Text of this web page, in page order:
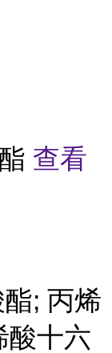
查看
; 丙烯
酸十六